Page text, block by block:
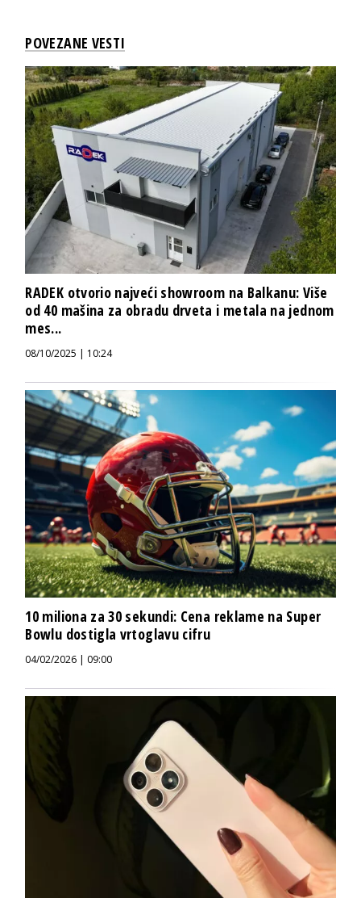
POVEZANE VESTI
RADEK otvorio najveći showroom na Balkanu: Više
od 40 mašina za obradu drveta i metala na jednom
mes...
08/10/2025 | 10:24
10 miliona za 30 sekundi: Cena reklame na Super
Bowlu dostigla vrtoglavu cifru
04/02/2026 | 09:00